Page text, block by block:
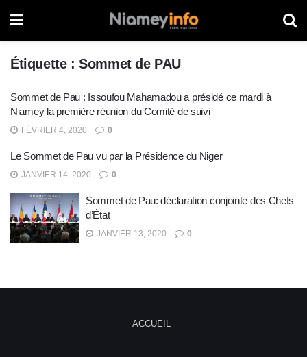
Étiquette :Sommet de PAU
Sommet de Pau : Issoufou Mahamadou a présidé ce mardi à
Niamey la première réunion du Comité de suivi
FÉVRIER 4, 2020 0
Le Sommet de Pau vu par la Présidence du Niger
JANVIER 14, 2020 0
Sommet de Pau: déclaration conjointe des Chefs
d’État
JANVIER 13, 2020 0
ACCUEIL